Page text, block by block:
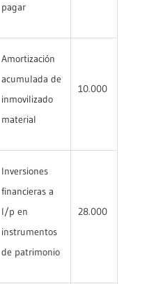
pagar
Amortización
acumulada de
inmovilizado
material
10.000
Inversiones
financieras a
l/p en
instrumentos
de patrimonio
28.000